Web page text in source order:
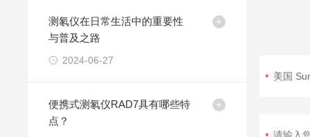
测氡仪在日常生活中的重要性
与普及之路
2024-06-27
便携式测氡仪RAD7具有哪些特
点？